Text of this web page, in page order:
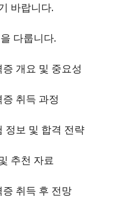
바랍니다.
다룹니다.
개요 및 중요성
취득 과정
정보 및 합격 전략
추천 자료
취득 후 전망